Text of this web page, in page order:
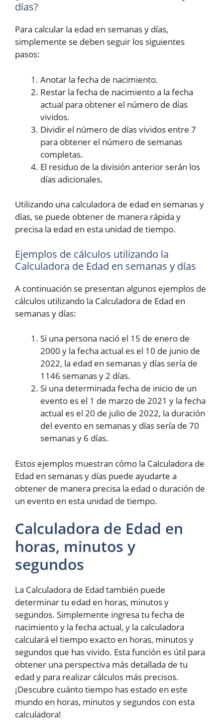
días?
Para calcular la edad en semanas y días,
simplemente se deben seguir los siguientes
pasos:
Anotar la fecha de nacimiento.
Restar la fecha de nacimiento a la fecha
actual para obtener el número de días
vividos.
Dividir el número de días vividos entre 7
para obtener el número de semanas
completas.
El residuo de la división anterior serán los
días adicionales.
Utilizando una calculadora de edad en semanas y
días, se puede obtener de manera rápida y
precisa la edad en esta unidad de tiempo.
Ejemplos de cálculos utilizando la
Calculadora de Edad en semanas y días
A continuación se presentan algunos ejemplos de
cálculos utilizando la Calculadora de Edad en
semanas y días:
Si una persona nació el 15 de enero de
2000 y la fecha actual es el 10 de junio de
2022, la edad en semanas y días sería de
1146 semanas y 2 días.
Si una determinada fecha de inicio de un
evento es el 1 de marzo de 2021 y la fecha
actual es el 20 de julio de 2022, la duración
del evento en semanas y días sería de 70
semanas y 6 días.
Estos ejemplos muestran cómo la Calculadora de
Edad en semanas y días puede ayudarte a
obtener de manera precisa la edad o duración de
un evento en esta unidad de tiempo.
Calculadora de Edad en
horas, minutos y
segundos
La Calculadora de Edad también puede
determinar tu edad en horas, minutos y
segundos. Simplemente ingresa tu fecha de
nacimiento y la fecha actual, y la calculadora
calculará el tiempo exacto en horas, minutos y
segundos que has vivido. Esta función es útil para
obtener una perspectiva más detallada de tu
edad y para realizar cálculos más precisos.
¡Descubre cuánto tiempo has estado en este
mundo en horas, minutos y segundos con esta
calculadora!